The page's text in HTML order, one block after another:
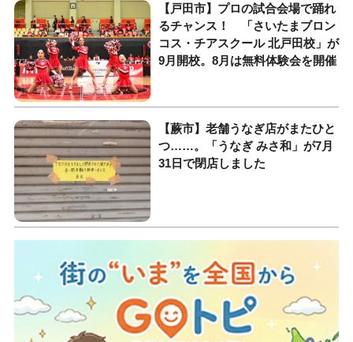
【戸田市】プロの試合会場で踊れ
るチャンス！ 「さいたまブロン
コス・チアスクール 北戸田校」が
9月開校。8月は無料体験会を開催
【蕨市】老舗うなぎ店がまたひと
つ……。「うなぎ みさ和」が7月
31日で閉店しました